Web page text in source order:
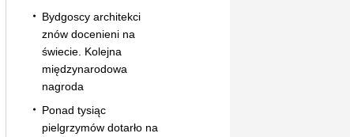
Bydgoscy architekci
znów docenieni na
świecie. Kolejna
międzynarodowa
nagroda
Ponad tysiąc
pielgrzymów dotarło na